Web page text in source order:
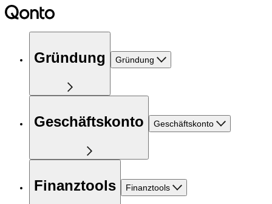
Gründung Gründung
Geschäftskonto Geschäftskonto
Finanztools Finanztools